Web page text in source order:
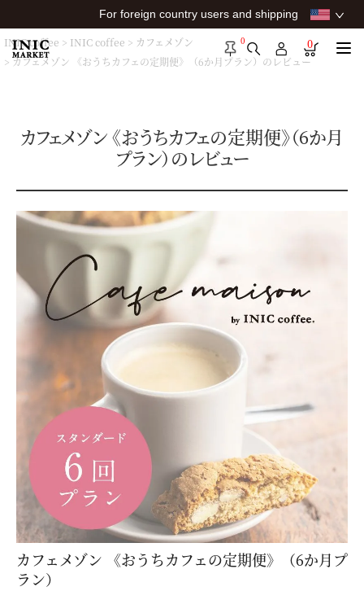
For foreign country users and shipping
0 0
INIC coffee INIC coffee
カフェメゾン
カフェメゾン 《おうちカフェの定期便》（6か月プラン）のレビュー
カフェメゾン 《おうちカフェの定期便》（6か月
プラン）のレビュー
カフェメゾン 《おうちカフェの定期便》（6か月プ
ラン）